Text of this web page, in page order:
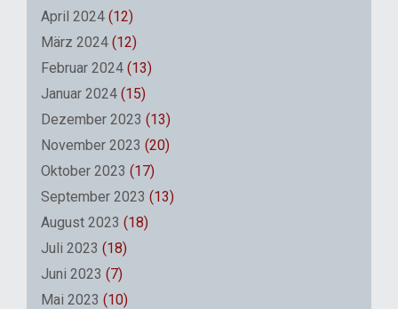
April 2024 (12)
März 2024 (12)
Februar 2024 (13)
Januar 2024 (15)
Dezember 2023 (13)
November 2023 (20)
Oktober 2023 (17)
September 2023 (13)
August 2023 (18)
Juli 2023 (18)
Juni 2023 (7)
Mai 2023 (10)